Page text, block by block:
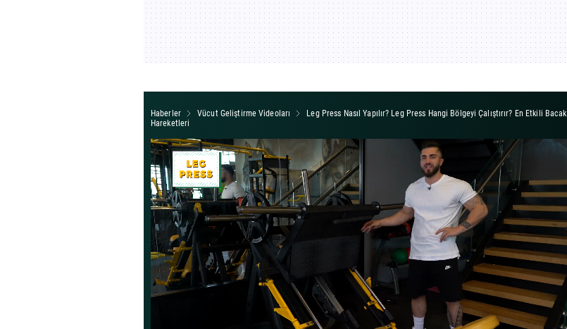
Haberler Vücut Geliştirme Videoları
Leg Press Nasıl Yapılır? Leg Press Hangi Bölgeyi Çalıştırır? En Etkili Bacak
Hareketleri